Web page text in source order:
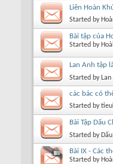
Liên Hoàn
Started by
Bài tập của
Started by
Lan Anh tập
Started by
các bác có
Started by
Bài Tập Dấu
Started by
Bài IX - Các
Started by